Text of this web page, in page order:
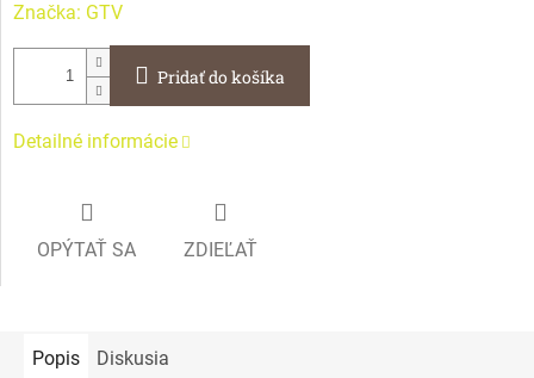
Značka: GTV
Pridať do košíka
Detailné informácie
OPÝTAŤ SA ZDIEĽAŤ
Popis Diskusia